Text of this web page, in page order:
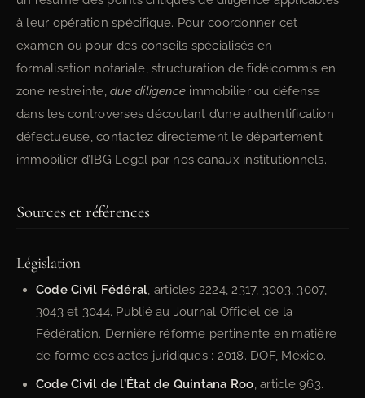
à leur opération spécifique. Pour coordonner cet
examen ou pour des conseils spécialisés en
formalisation notariale, structuration de fidéicommis en
zone restreinte,due diligence immobilier ou défense
dans les controverses découlant d’une authentification
défectueuse, contactez directement le département
immobilier d’IBG Legal par nos canaux institutionnels.
Sources et références
Législation
Code Civil Fédéral , articles 2224, 2317, 3003, 3007,
3043 et 3044. Publié au Journal Officiel de la
Fédération. Dernière réforme pertinente en matière
de forme des actes juridiques : 2018. DOF, México.
Code Civil de l’État de Quintana Roo , article 963.